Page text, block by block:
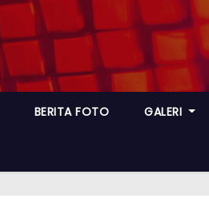
BERITA FOTO GALERI